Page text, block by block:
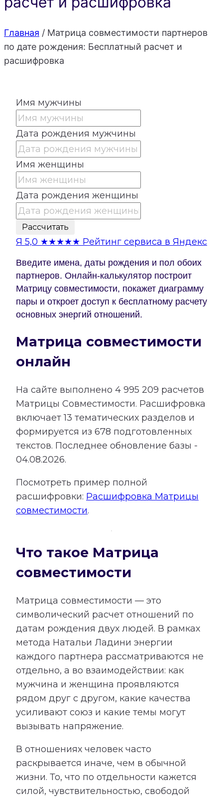
Главная / Матрица совместимости партнеров
по дате рождения: Бесплатный расчет и
расшифровка
Имя мужчины
Дата рождения мужчины
Имя женщины
Дата рождения женщины
Рассчитать
Я 5,0 ★★★★★ Рейтинг сервиса в Яндекс
Введите имена, даты рождения и пол обоих
партнеров. Онлайн-калькулятор построит
Матрицу совместимости, покажет диаграмму
пары и откроет доступ к бесплатному расчету
основных энергий отношений.
Матрица совместимости
онлайн
На сайте выполнено 4 995 209 расчетов
Матрицы Совместимости. Расшифровка
включает13 тематических разделов и
формируется из 678 подготовленных
текстов. Последнее обновление базы -
04.08.2026.
Посмотреть пример полной
расшифровки: Расшифровка Матрицы
совместимости.
Что такое Матрица
совместимости
Матрица совместимости — это
символический расчет отношений по
датам рождения двух людей. В рамках
метода Натальи Ладини энергии
каждого партнера рассматриваются не
отдельно, а во взаимодействии: как
мужчина и женщина проявляются
рядом друг с другом, какие качества
усиливают союз и какие темы могут
вызывать напряжение.
В отношениях человек часто
раскрывается иначе, чем в обычной
жизни. То, что по отдельности кажется
силой, чувствительностью, свободой